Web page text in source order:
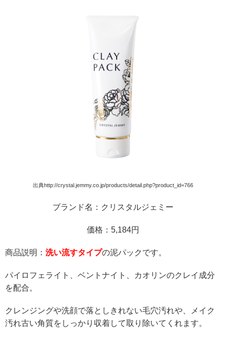
出典http://crystal.jemmy.co.jp/products/detail.php?product_id=766
ブランド名：クリスタルジェミー
価格：5,184円
商品説明： 洗い流すタイプの泥パックです。
パイロフェライト、ベントナイト、カオリンのクレイ成分
を配合。
クレンジングや洗顔で落としきれない毛穴汚れや、メイク
汚れ古い角質をしっかり収着して取り除いてくれます。